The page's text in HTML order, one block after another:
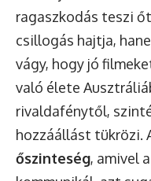
ragaszkodás teszi
csillogás hajtja,
vágy, hogy jó
való élete
rivaldafénytől,
hozzáállást tükrözi.
őszinteség, amivel